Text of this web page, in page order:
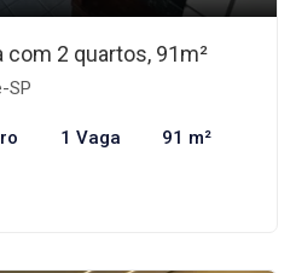
com 2 quartos, 91m²
SP
1 Vaga 91 m²